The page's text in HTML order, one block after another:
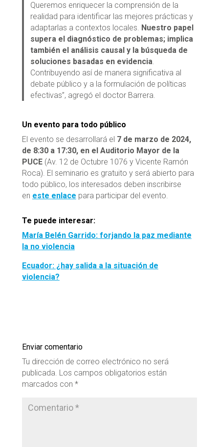
Queremos enriquecer la comprensión de la
realidad para identificar las mejores prácticas y
adaptarlas a contextos locales. Nuestro papel
supera el diagnóstico de problemas; implica
también el análisis causal y la búsqueda de
soluciones basadas en evidencia.
Contribuyendo así de manera significativa al
debate público y a la formulación de políticas
efectivas”, agregó el doctor Barrera.
Un evento para todo público
El evento se desarrollará el 7 de marzo de 2024,
de 8:30 a 17:30, en el Auditorio Mayor de la
PUCE(Av. 12 de Octubre 1076 y Vicente Ramón
Roca). El seminario es gratuito y será abierto para
todo público, los interesados deben inscribirse
en este enlace para participar del evento.
Te puede interesar:
María Belén Garrido: forjando la paz mediante
la no violencia
Ecuador: ¿hay salida a la situación de
violencia?
Enviar comentario
Tu dirección de correo electrónico no será
publicada. Los campos obligatorios están
marcados con *